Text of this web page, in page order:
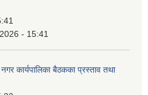
- 15:41
कार्यपालिका बैठकका प्रस्ताव तथा